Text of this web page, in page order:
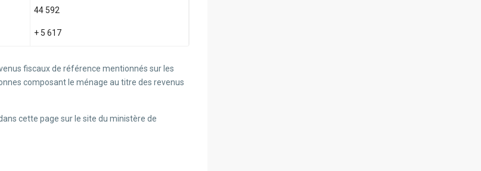
44 592
+ 5 617
fiscaux de référence mentionnés sur les
composant le ménage au titre des revenus
cette page sur le site du ministère de